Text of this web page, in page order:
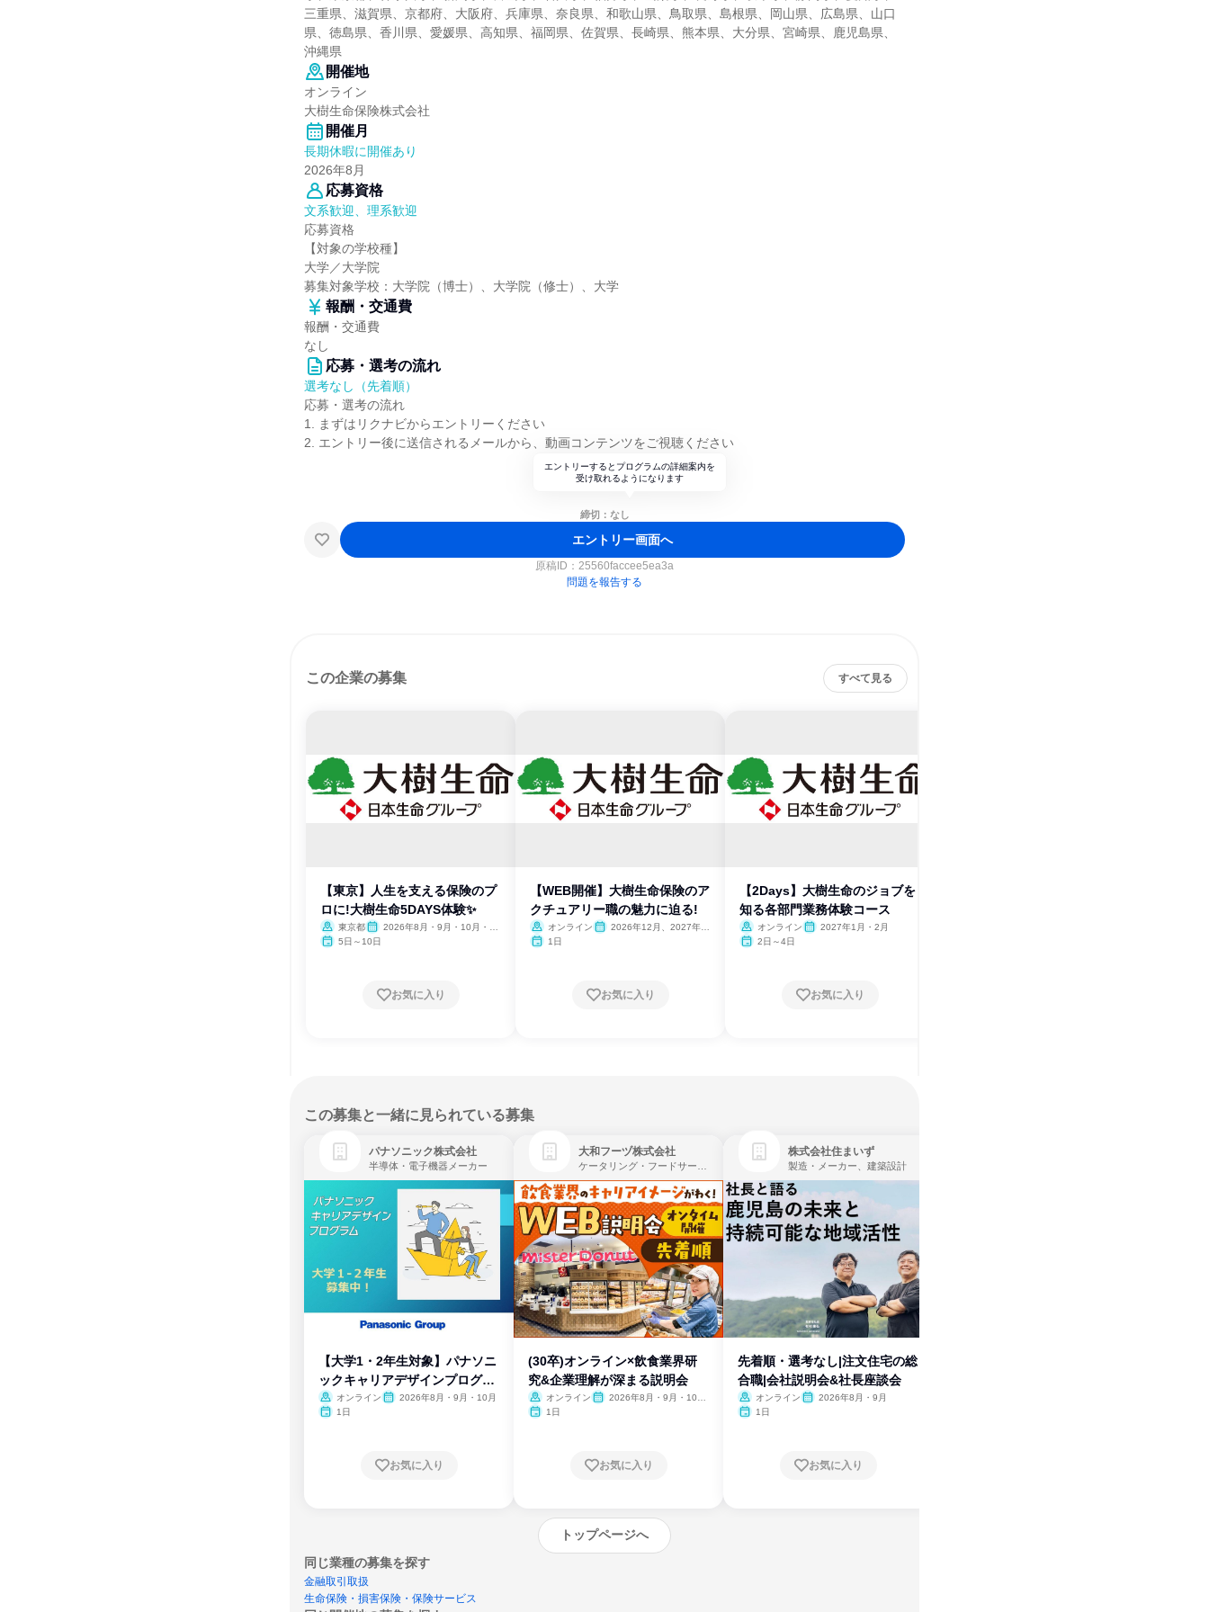
三重県、滋賀県、京都府、大阪府、兵庫県、奈良県、和歌山県、鳥取県、島根県、岡山県、広島県、山口
県、徳島県、香川県、愛媛県、高知県、福岡県、佐賀県、長崎県、熊本県、大分県、宮崎県、鹿児島県、
沖縄県
開催地
オンライン
大樹生命保険株式会社
開催月
長期休暇に開催あり
2026年8月
応募資格
文系歓迎、理系歓迎
応募資格
【対象の学校種】
大学／大学院
募集対象学校：大学院（博士）、大学院（修士）、大学
報酬・交通費
報酬・交通費
なし
応募・選考の流れ
選考なし（先着順）
応募・選考の流れ
1. まずはリクナビからエントリーください
2. エントリー後に送信されるメールから、動画コンテンツをご視聴ください
エントリーするとプログラムの詳細案内を
受け取れるようになります
締切：なし
エントリー画面へ
原稿ID： 25560faccee5ea3a
問題を報告する
この企業の募集 すべて見る
【東京】人生を支える保険のプ
ロに!大樹生命5DAYS体験✨
東京都
2026年8月・9月・10月・11
月・12月
5日～10日
お気に入り
【WEB開催】大樹生命保険のア
クチュアリー職の魅力に迫る!
オンライン
2026年12月、2027年1
1日
お気に入り
【2Days】大樹生命のジョブを
知る各部門業務体験コース
オンライン
2027年1月・2月
2日～4日
お気に入り
この募集と一緒に見られている募集
パナソニック株式会社
半導体・電子機器メーカー
【大学1・2年生対象】パナソニ
ックキャリアデザインプログラ
ム
オンライン
2026年8月・9月・10月
1日
お気に入り
大和フーヅ株式会社
ケータリング・フードサービス、レストラン・カフェ、飲食
(30卒)オンライン×飲食業界研
究&企業理解が深まる説明会
オンライン
2026年8月・9月・10
1日
お気に入り
株式会社住まいず
製造・メーカー、建築設計
先着順・選考なし|注文住宅の総
合職|会社説明会&社長座談会
オンライン
2026年8月・9月
1日
お気に入り
トップページへ
同じ業種の募集を探す
金融取引取扱
生命保険・損害保険・保険サービス